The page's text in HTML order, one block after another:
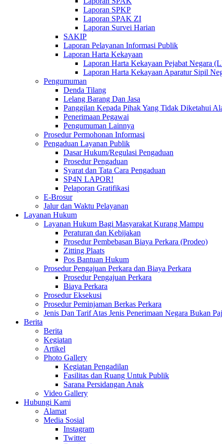
Laporan SPKP
Laporan SPAK ZI
Laporan Survei Harian
SAKIP
Laporan Pelayanan Informasi Publik
Laporan Harta Kekayaan
Laporan Harta Kekayaan Pejabat Negara
Laporan Harta Kekayaan Aparatur Sipil
Pengumuman
Denda Tilang
Lelang Barang Dan Jasa
Panggilan Kepada Pihak Yang Tidak Diketahui
Penerimaan Pegawai
Pengumuman Lainnya
Prosedur Permohonan Informasi
Pengaduan Layanan Publik
Dasar Hukum/Regulasi Pengaduan
Prosedur Pengaduan
Syarat dan Tata Cara Pengaduan
SP4N LAPOR!
Pelaporan Gratifikasi
E-Brosur
Jalur dan Waktu Pelayanan
Layanan Hukum
Layanan Hukum Bagi Masyarakat Kurang Mampu
Peraturan dan Kebijakan
Prosedur Pembebasan Biaya Perkara (Prodeo)
Zitting Plaats
Pos Bantuan Hukum
Prosedur Pengajuan Perkara dan Biaya Perkara
Prosedur Pengajuan Perkara
Biaya Perkara
Prosedur Eksekusi
Prosedur Peminjaman Berkas Perkara
Jenis Dan Tarif Atas Jenis Penerimaan Negara Bukan
Berita
Berita
Kegiatan
Artikel
Photo Gallery
Kegiatan Pengadilan
Fasilitas dan Ruang Untuk Publik
Sarana Persidangan Anak
Video Gallery
Hubungi Kami
Alamat
Media Sosial
Instagram
Twitter